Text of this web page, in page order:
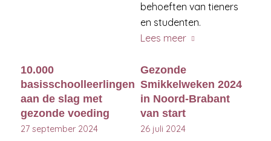
behoeften van tieners
en studenten.
Lees meer
10.000
basisschoolleerlingen
aan de slag met
gezonde voeding
27 september 2024
Gezonde
Smikkelweken 2024
in Noord-Brabant
van start
26 juli 2024